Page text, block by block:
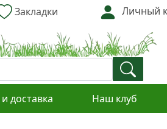
Закладки Личный
доставка Наш клуб